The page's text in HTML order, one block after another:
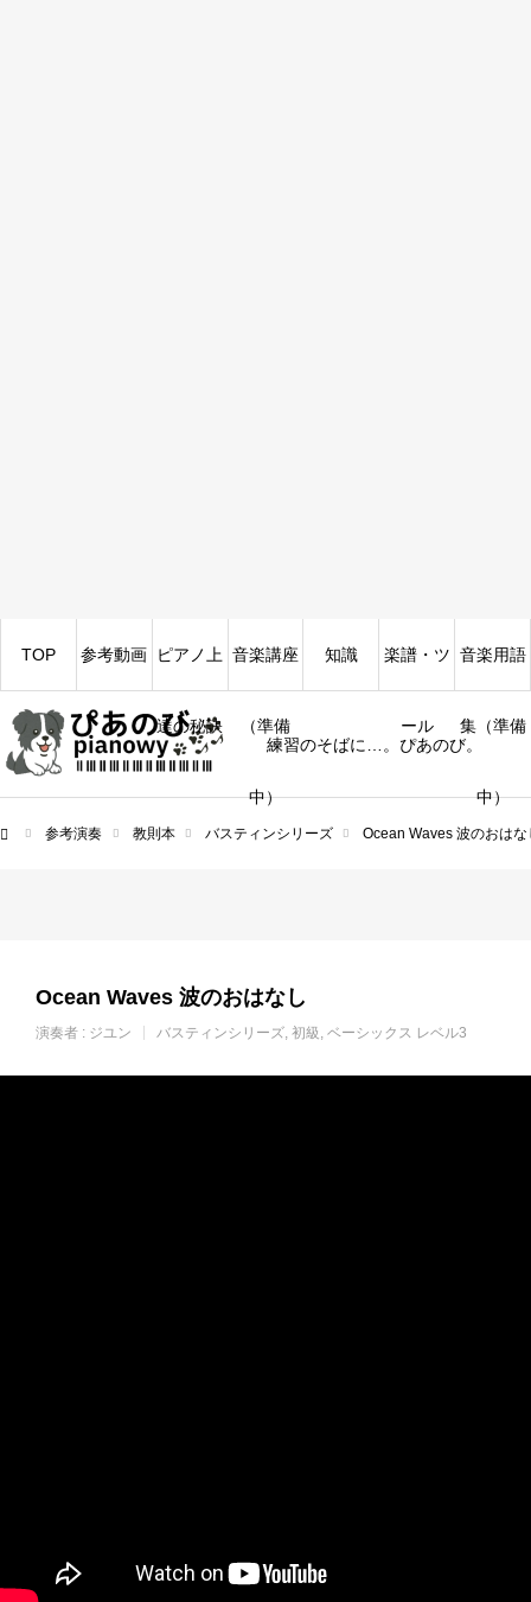
練習のそばに…。ぴあのび。
TOP 参考動画 ピアノ上
達の秘訣
音楽講座
（準備
中）
知識 楽譜・ツ
ール
音楽用語
集（準備
中）
参考演奏 教則本 バスティンシリーズ Ocean Waves 波のおはな
Ocean Waves 波のおはなし
演奏者 : ジユン バスティンシリーズ 初級 ベーシックス レベル3